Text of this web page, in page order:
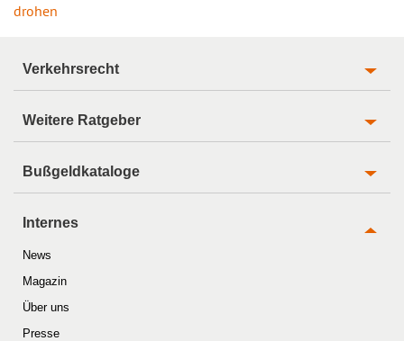
drohen
Verkehrsrecht
Weitere Ratgeber
Bußgeldkataloge
Internes
News
Magazin
Über uns
Presse